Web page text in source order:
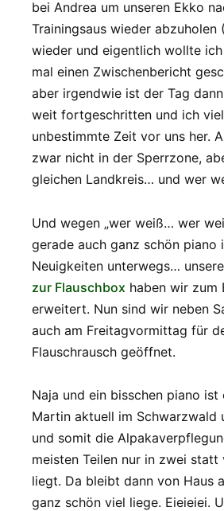
bei Andrea um unseren Ekko
Trainingsaus wieder abzuholen
wieder und eigentlich wollte
mal einen Zwischenbericht
aber irgendwie ist der Tag
weit fortgeschritten und ich
unbestimmte Zeit vor uns her.
zwar nicht in der Sperrzone,
gleichen Landkreis… und wer
Und wegen „wer weiß… wer
gerade auch ganz schön piano
Neuigkeiten unterwegs… unsere
zur Flauschbox haben wir zum
erweitert. Nun sind wir neben
auch am Freitagvormittag für
Flauschrausch geöffnet.
Naja und ein bisschen piano ist
Martin aktuell im Schwarzwald
und somit die
meisten Teilen nur in zwei statt
liegt. Da bleibt dann von Haus
ganz schön viel liege. Eieieiei.